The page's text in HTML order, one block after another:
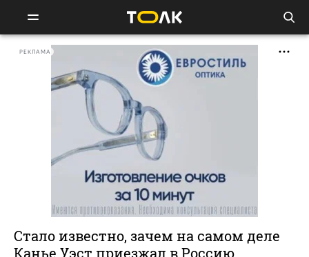
РЕКЛАМА
Стало известно, зачем на самом деле
Канье Уэст приезжал в Россию